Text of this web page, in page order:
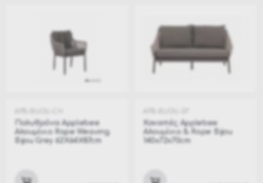
Πολυθρόνα Applebee
Αλουμίνιο Rope Weaving
Bijou Grey 62X64X87cm
Καναπές Applebee
Αλουμίνιο & Rope Bijou
140x72x70cm